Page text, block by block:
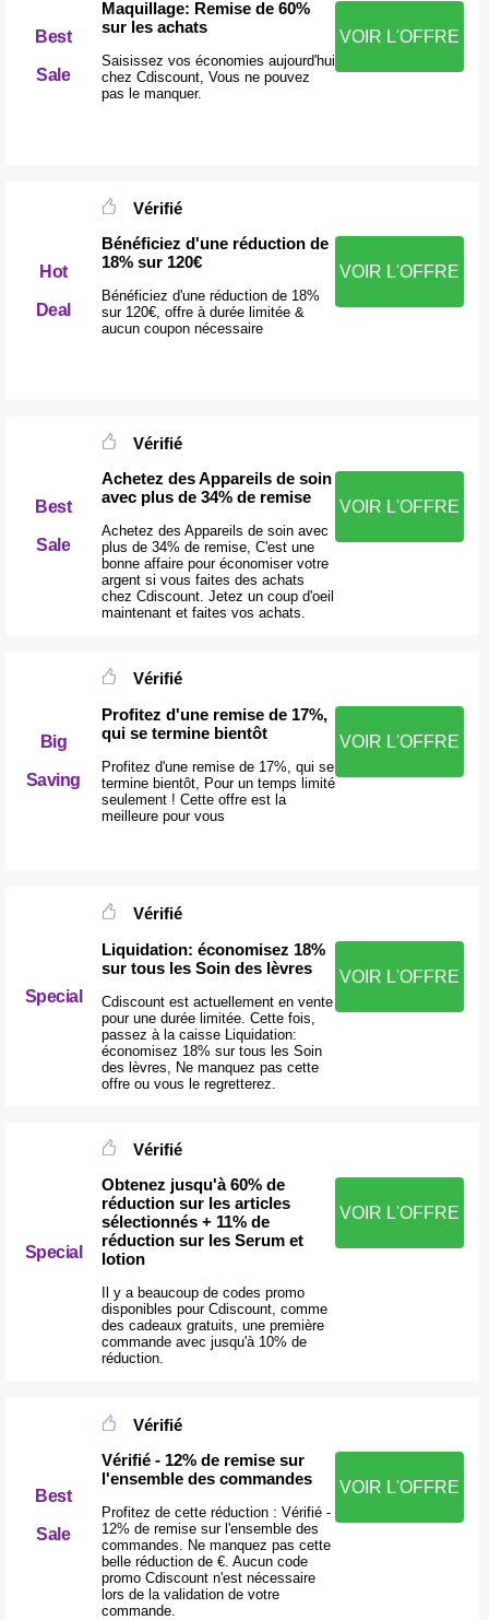
Best
Sale
Maquillage: Remise de 60%
sur les achats
Saisissez vos économies aujourd'hui
chez Cdiscount, Vous ne pouvez
pas le manquer.
VOIR L'OFFRE
Hot
Deal
Vérifié
Bénéficiez d'une réduction de
18% sur 120€
Bénéficiez d'une réduction de 18%
sur 120€, offre à durée limitée &
aucun coupon nécessaire
VOIR L'OFFRE
Best
Sale
Vérifié
Achetez des Appareils de soin
avec plus de 34% de remise
Achetez des Appareils de soin avec
plus de 34% de remise, C'est une
bonne affaire pour économiser votre
argent si vous faites des achats
chez Cdiscount. Jetez un coup d'oeil
maintenant et faites vos achats.
VOIR L'OFFRE
Big
Saving
Vérifié
Profitez d'une remise de 17%,
qui se termine bientôt
Profitez d'une remise de 17%, qui se
termine bientôt, Pour un temps limité
seulement ! Cette offre est la
meilleure pour vous
VOIR L'OFFRE
Special
Vérifié
Liquidation: économisez 18%
sur tous les Soin des lèvres
Cdiscount est actuellement en vente
pour une durée limitée. Cette fois,
passez à la caisse Liquidation:
économisez 18% sur tous les Soin
des lèvres, Ne manquez pas cette
offre ou vous le regretterez.
VOIR L'OFFRE
Special
Vérifié
Obtenez jusqu'à 60% de
réduction sur les articles
sélectionnés + 11% de
réduction sur les Serum et
lotion
Il y a beaucoup de codes promo
disponibles pour Cdiscount, comme
des cadeaux gratuits, une première
commande avec jusqu'à 10% de
réduction.
VOIR L'OFFRE
Best
Sale
Vérifié
Vérifié - 12% de remise sur
l'ensemble des commandes
Profitez de cette réduction : Vérifié -
12% de remise sur l'ensemble des
commandes. Ne manquez pas cette
belle réduction de €. Aucun code
promo Cdiscount n'est nécessaire
lors de la validation de votre
commande.
VOIR L'OFFRE